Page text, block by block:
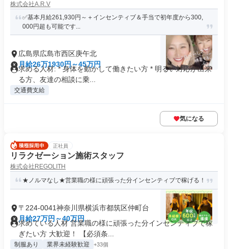
株式会社A.R.V
✅基本月給261,930円～＋インセンティブ＆手当で初年度から300,
000円超も可能です...
広島県広島市西区庚午北
月給26万1930円～45万円
求める人材: * 身体を動かして働きたい方 * 明るい対応が出来
る方、友達の相談に乗...
交通費支給
気になる
正社員
リラクゼーション施術スタッフ
株式会社REGOLITH
★ノルマなし★営業職の様に頑張った分インセンティブで稼げる！
〒224-0041神奈川県横浜市都筑区仲町台
月給27万円～40万円
求めている人材 営業職の様に頑張った分インセンティブで稼
ぎたい方 大歓迎！ 【必須条...
制服あり 業界未経験歓迎 +33個